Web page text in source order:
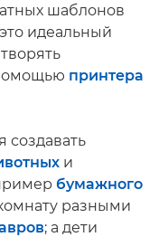
шаблонов
идеальный
принтера
и
бумажного
разными
; а дети